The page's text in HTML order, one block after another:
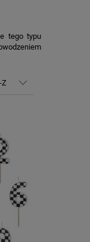
tego typu
Z